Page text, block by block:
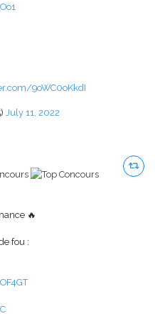
9oWC0oKkdI
July 11, 2022
🔥
fou :